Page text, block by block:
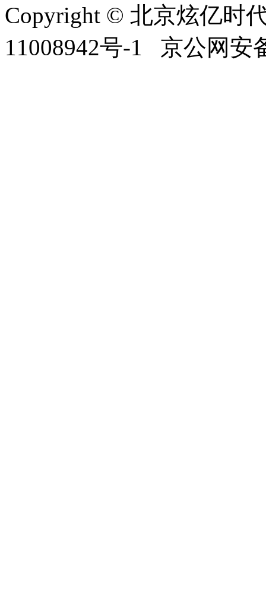
Copyright © 北京炫亿时
11008942号-1 京公网安